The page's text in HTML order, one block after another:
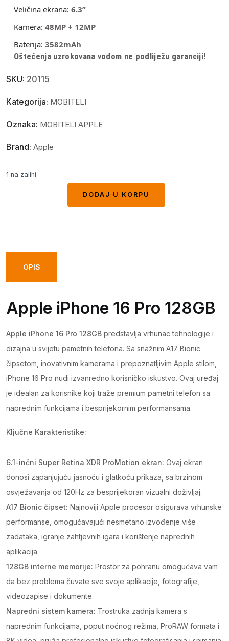
Veličina ekrana: 6.3”
Kamera: 48MP + 12MP
Baterija: 3582mAh
Oštećenja uzrokovana vodom ne podliježu garanciji!
SKU: 20115
Kategorija: MOBITELI
Oznaka: MOBITELI APPLE
Brand: Apple
1 na zalihi
DODAJ U KORPU
OPIS
Apple iPhone 16 Pro 128GB
Apple iPhone 16 Pro 128GB predstavlja vrhunac tehnologije i
dizajna u svijetu pametnih telefona. Sa snažnim A17 Bionic
čipsetom, inovativnim kamerama i prepoznatljivim Apple stilom,
iPhone 16 Pro nudi izvanredno korisničko iskustvo. Ovaj uređaj
je idealan za korisnike koji traže premium pametni telefon sa
naprednim funkcijama i besprijekornim performansama.
Ključne Karakteristike:
6.1-inčni Super Retina XDR ProMotion ekran: Ovaj ekran
donosi zapanjujuću jasnoću i glatkoću prikaza, sa brzinom
osvježavanja od 120Hz za besprijekoran vizualni doživljaj.
A17 Bionic čipset: Najnoviji Apple procesor osigurava vrhunske
performanse, omogućavajući nesmetano izvođenje više
zadataka, igranje zahtjevnih igara i korištenje naprednih
aplikacija.
128GB interne memorije: Prostor za pohranu omogućava vam
da bez problema čuvate sve svoje aplikacije, fotografije,
videozapise i dokumente.
Napredni sistem kamera: Trostruka zadnja kamera s
naprednim funkcijama, poput noćnog režima, ProRAW formata i